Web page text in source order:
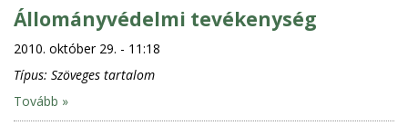
Állományvédelmi tevékenység
2010. október 29. - 11:18
Típus: Szöveges tartalom
Tovább »